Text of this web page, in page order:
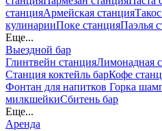
станцияАрмейская станция
кулинарииПоке станцияПаэлья
Еще...
Выездной бар
Глинтвейн станцияЛимонадная
Станция коктейль барКофе
Фонтан для напитков Горка
милкшейкиСбитень бар
Еще...
Аренда